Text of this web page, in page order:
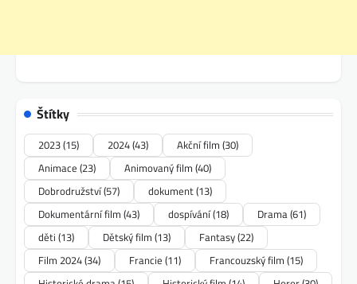
Štítky
2023(15) 2024(43) Akční film (30)
Animace (23) Animovaný film (40)
Dobrodružství(57) dokument(13)
Dokumentární film (43) dospívání(18) Drama(61)
děti (13) Dětský film (13) Fantasy(22)
Film 2024(34) Francie (11) Francouzský film (15)